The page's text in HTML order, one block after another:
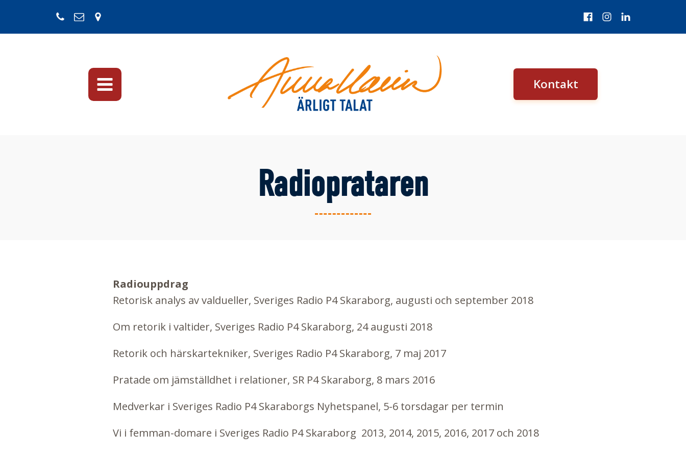
Kontakt
Radioprataren
Radiouppdrag
Retorisk analys av valdueller, Sveriges Radio P4 Skaraborg, augusti och september 2018
Om retorik i valtider, Sveriges Radio P4 Skaraborg, 24 augusti 2018
Retorik och härskartekniker, Sveriges Radio P4 Skaraborg, 7 maj 2017
Pratade om jämställdhet i relationer, SR P4 Skaraborg, 8 mars 2016
Medverkar i Sveriges Radio P4 Skaraborgs Nyhetspanel, 5-6 torsdagar per termin
Vi i femman-domare i Sveriges Radio P4 Skaraborg 2013, 2014, 2015, 2016, 2017 och 2018